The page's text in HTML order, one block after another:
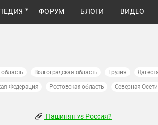
ФОРУМ БЛОГИ ВИДЕО
Волгоградская область Грузия
Федерация Ростовская область Северная
Пашинян vs Россия?